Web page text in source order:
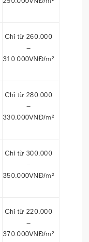
Chỉ từ 260.000
–
310.000VNĐ/m²
Chỉ từ 280.000
–
330.000VNĐ/m²
Chỉ từ 300.000
–
350.000VNĐ/m²
Chỉ từ 220.000
–
370.000VNĐ/m²